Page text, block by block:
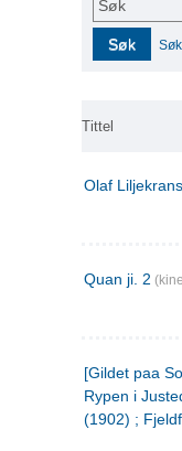
Søk
Søk
Tittel
Olaf
Quan ji. 2
[Gildet paa
Rypen i
(1902) ;